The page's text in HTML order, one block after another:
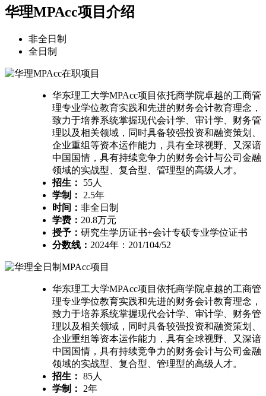
华理MPAcc项目介绍
非全日制
全日制
华东理工大学MPAcc项目依托商学院卓越的工商管
理专业学位教育实践和先进的财务会计教育理念，
致力于培养系统掌握现代会计学、审计学、财务管
理以及相关领域，同时具备较强投资和融资策划、
企业重组等资本运作能力，具有全球视野、又深谙
中国国情，具有持续竞争力的财务会计与公司金融
领域的实战型、复合型、管理型的高级人才。
招生：
55人
学制：
2.5年
时间： 非全日制
学费： 20.8万元
授予： 研究生学历证书+会计专硕专业学位证书
分数线： 2024年：201/104/52
华东理工大学MPAcc项目依托商学院卓越的工商管
理专业学位教育实践和先进的财务会计教育理念，
致力于培养系统掌握现代会计学、审计学、财务管
理以及相关领域，同时具备较强投资和融资策划、
企业重组等资本运作能力，具有全球视野、又深谙
中国国情，具有持续竞争力的财务会计与公司金融
领域的实战型、复合型、管理型的高级人才。
招生： 85人
学制：
2年